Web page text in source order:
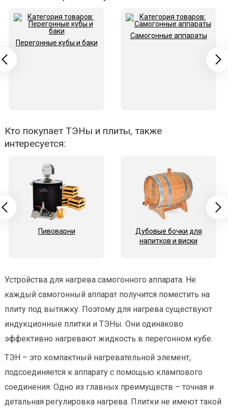
Перегонные кубы и баки
Самогонные аппараты
Кто покупает ТЭНы и плиты, также
интересуется:
Пивоварни
Дубовые бочки для
напитков и виски
Устройства для нагрева самогонного аппарата. Не
каждый самогонный аппарат получится поместить на
плиту под вытяжку. Поэтому для нагрева существуют
индукционные плитки и ТЭНы. Они одинаково
эффективно нагревают жидкость в перегонном кубе.
ТЭН – это компактный нагревательной элемент,
подсоединяется к аппарату с помощью клампового
соединения. Одно из главных преимуществ – точная и
детальная регулировка нагрева. Плитки не имеют такой